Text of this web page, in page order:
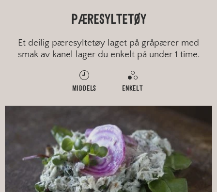
PÆRESYLTETØY
Et deilig pæresyltetøy laget på gråpærer med
smak av kanel lager du enkelt på under 1 time.
MIDDELS ENKELT